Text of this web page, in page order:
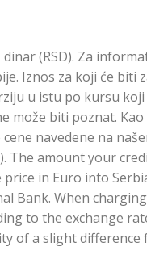
(RSD). Za
Iznos za koji će biti
u istu po kursu
može biti poznat.
navedene na
The amount your
in Euro into
Bank. When
to the exchange
of a slight